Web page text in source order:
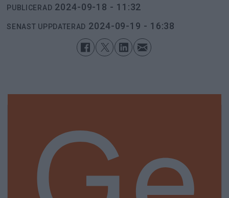
PUBLICERAD 2024-09-18 - 11:32
SENAST UPPDATERAD 2024-09-19 - 16:38